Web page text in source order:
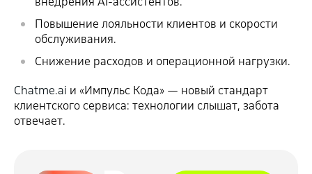
Повышение лояльности клиентов и скорости
обслуживания.
Снижение расходов и операционной нагрузки.
Chatme.ai и «Импульс Кода» — новый стандарт
клиентского сервиса: технологии слышат, забота
отвечает.